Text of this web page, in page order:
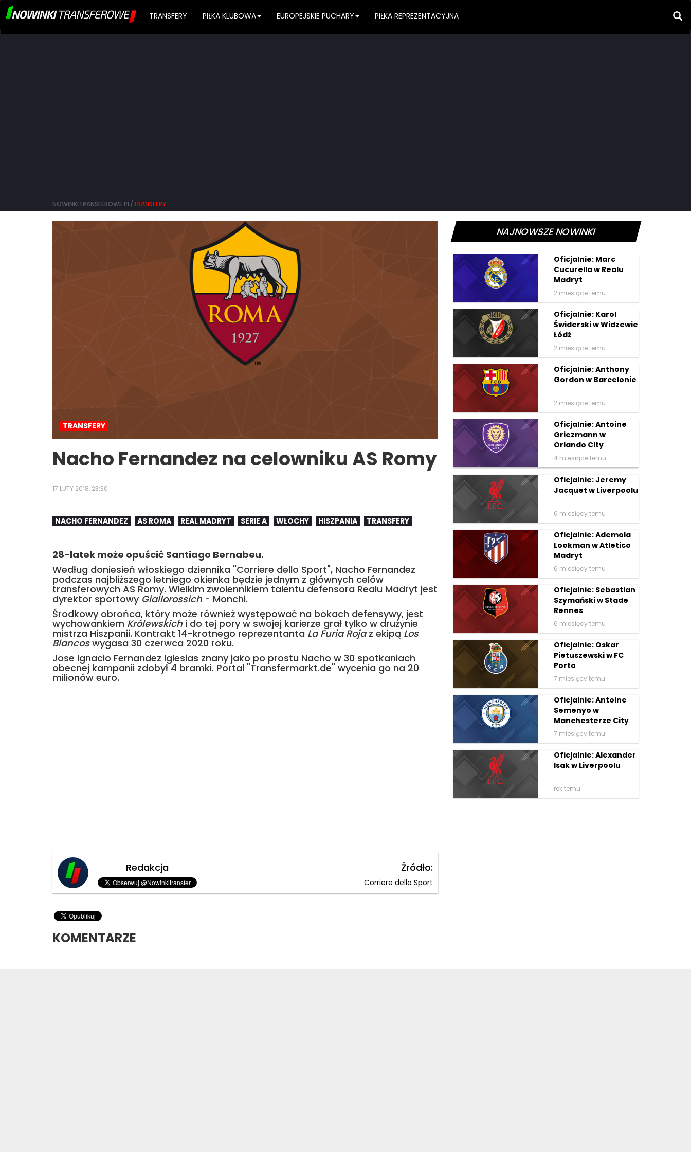
TRANSFERY PIŁKA KLUBOWA EUROPEJSKIE PUCHARY PIŁKA REPREZENTACYJNA
NOWINKITRANSFEROWE.PL/TRANSFERY
TRANSFERY
Nacho Fernandez na celowniku AS Romy
17 LUTY 2018, 23:30
NACHO FERNANDEZ AS ROMA REAL MADRYT SERIE A WŁOCHY HISZPANIA TRANSFERY
28-latek może opuścić Santiago Bernabeu.
Według doniesień włoskiego dziennika "Corriere dello Sport", Nacho Fernandez
podczas najbliższego letniego okienka będzie jednym z głównych celów
transferowych AS Romy. Wielkim zwolennikiem talentu defensora Realu Madryt jest
dyrektor sportowy Giallorossich - Monchi.
Środkowy obrońca, który może również występować na bokach defensywy, jest
wychowankiem Królewskich i do tej pory w swojej karierze grał tylko w drużynie
mistrza Hiszpanii. Kontrakt 14-krotnego reprezentanta La Furia Rojaz ekipąLos
Blancoswygasa 30 czerwca 2020 roku.
Jose Ignacio Fernandez Iglesias znany jako po prostu Nacho w 30 spotkaniach
obecnej kampanii zdobył 4 bramki. Portal "Transfermarkt.de" wycenia go na 20
milionów euro.
Redakcja Źródło:
Corriere dello Sport
KOMENTARZE
NAJNOWSZE NOWINKI
Oficjalnie: Marc
Cucurella w Realu
Madryt
2 miesiące temu
Oficjalnie: Karol
Świderski w Widzewie
Łódź
2 miesiące temu
Oficjalnie: Anthony
Gordon w Barcelonie
2 miesiące temu
Oficjalnie: Antoine
Griezmann w
Orlando City
4 miesiące temu
Oficjalnie: Jeremy
Jacquet w Liverpoolu
6 miesięcy temu
Oficjalnie: Ademola
Lookman w Atletico
Madryt
6 miesięcy temu
Oficjalnie: Sebastian
Szymański w Stade
Rennes
6 miesięcy temu
Oficjalnie: Oskar
Pietuszewski w FC
Porto
7 miesięcy temu
Oficjalnie: Antoine
Semenyo w
Manchesterze City
7 miesięcy temu
Oficjalnie: Alexander
Isak w Liverpoolu
rok temu